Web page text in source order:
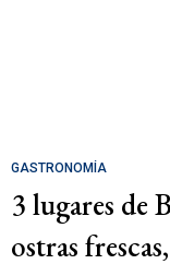
GASTRONOMÍA
3 lugares de
ostras